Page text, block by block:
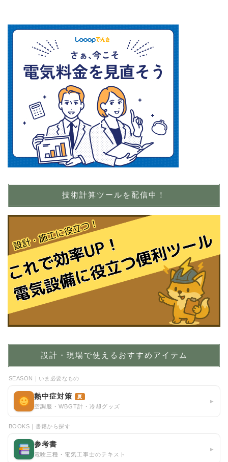
技術計算ツールを配信中！
設計・現場で使えるおすすめアイテム
SEASON｜いま必要なもの
熱中症対策 夏
空調服・WBGT計・冷却グッズ
▸
BOOKS｜書籍から探す
参考書
電験三種・電気工事士のテキスト
▸